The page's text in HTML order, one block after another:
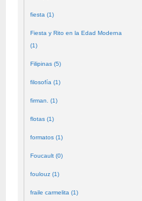
fiesta (1)
Fiesta y Rito en la Edad Moderna
(1)
Filipinas (5)
filosofía (1)
firman. (1)
flotas (1)
formatos (1)
Foucault (0)
foulouz (1)
fraile carmelita (1)